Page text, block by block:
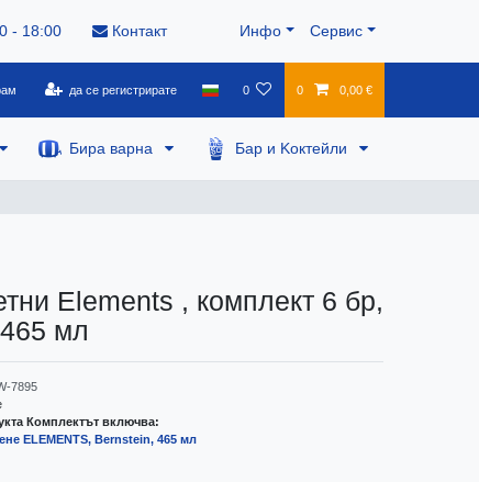
- 18:00 Контакт Инфо Сервис
да се регистрирате 0 0 0,00 €
Бира варна Бар и Kоктейли
Elements , комплект 6 бр,
мл
7895
Комплектът включва:
ELEMENTS, Bernstein, 465 мл